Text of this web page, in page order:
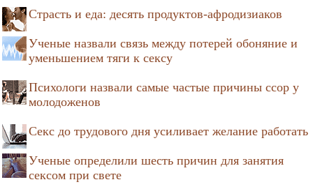
Страсть и еда: десять продуктов-афродизиаков
Ученые назвали связь между потерей обоняние и
уменьшением тяги к сексу
Психологи назвали самые частые причины ссор у
молодоженов
Секс до трудового дня усиливает желание работать
Ученые определили шесть причин для занятия
сексом при свете